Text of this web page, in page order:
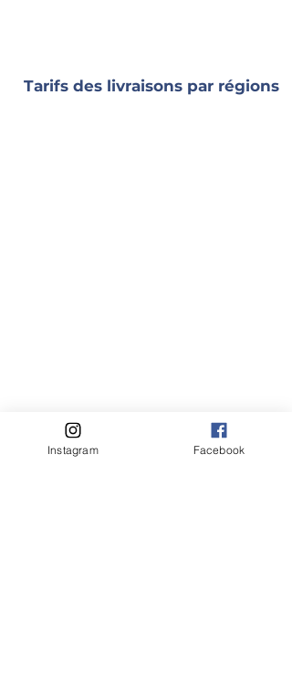
Tarifs des livraisons par régions
Politique de retours et remboursements
Instagram Facebook